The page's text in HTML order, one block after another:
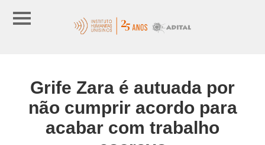
Grife Zara é autuada por
não cumprir acordo para
acabar com trabalho